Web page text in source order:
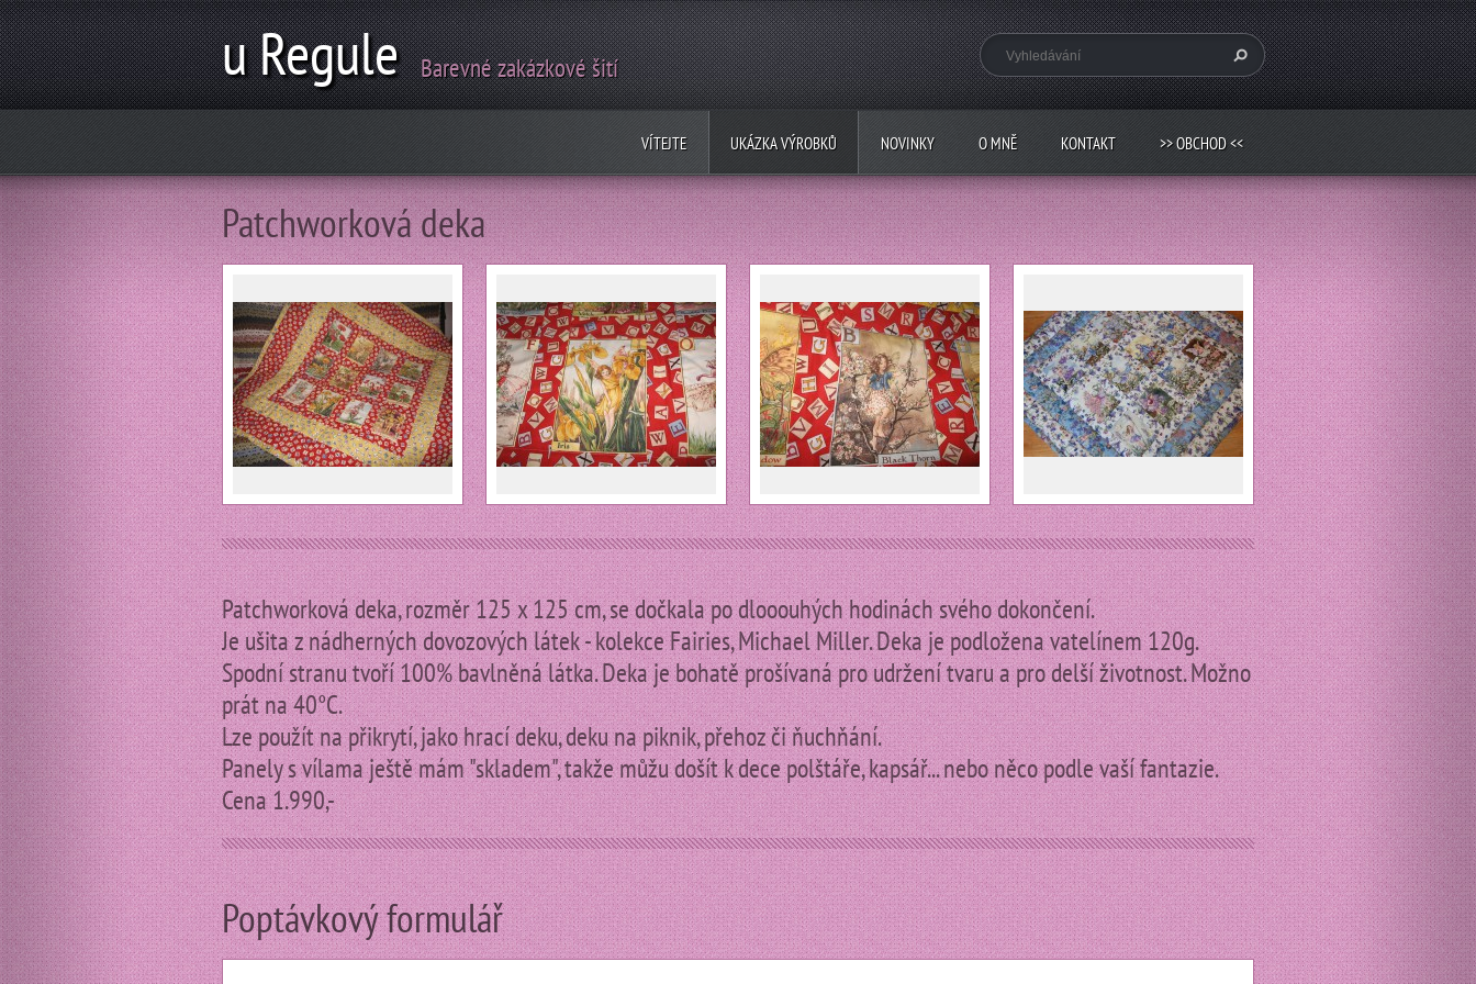
u Regule Barevné zakázkové šití
VÍTEJTE UKÁZKA VÝROBKŮ NOVINKY O MNĚ KONTAKT >> OBCHOD <<
Patchworková deka
Patchworková deka, rozměr 125 x 125 cm, se dočkala po dlooouhých hodinách svého dokončení.
Je ušita z nádherných dovozových látek - kolekce Fairies, Michael Miller. Deka je podložena vatelínem 120g.
Spodní stranu tvoří 100% bavlněná látka. Deka je bohatě prošívaná pro udržení tvaru a pro delší životnost. Možno
prát na 40°C.
Lze použít na přikrytí, jako hrací deku, deku na piknik, přehoz či ňuchňání.
Panely s vílama ještě mám "skladem", takže můžu došít k dece polštáře, kapsář... nebo něco podle vaší fantazie.
Cena 1.990,-
Poptávkový formulář